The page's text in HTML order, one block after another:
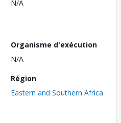
N/A
Organisme d'exécution
N/A
Région
Eastern and Southern Africa